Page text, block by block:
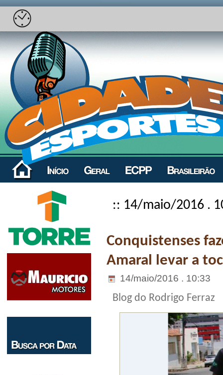
:: 14/maio/2016 .
Conquistenses
Amaral levar a
14/maio/2016 . 10:33
Blog do Rodrigo Ferraz